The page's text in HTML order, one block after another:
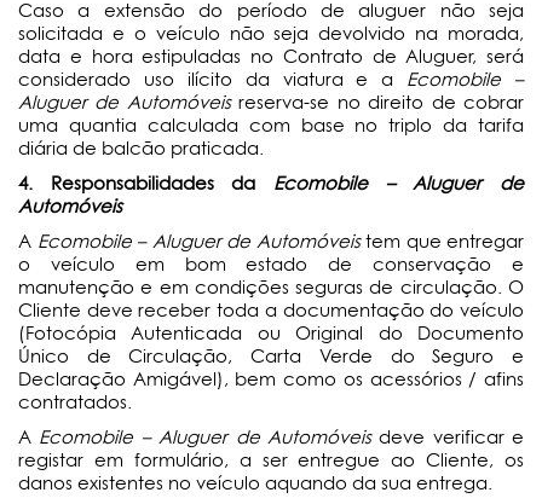
Caso a extensão do período de aluguer não seja
solicitada e o veículo não seja devolvido na morada,
data e hora estipuladas no Contrato de Aluguer, será
considerado uso ilícito da viatura e a Ecomobile –
Aluguer de Automóveisreserva-se no direito de cobrar
uma quantia calculada com base no triplo da tarifa
diária de balcão praticada.
4. Responsabilidades da Ecomobile – Aluguer de
Automóveis
A Ecomobile – Aluguer de Automóveistem que entregar
o veículo em bom estado de conservação e
manutenção e em condições seguras de circulação. O
Cliente deve receber toda a documentação do veículo
(Fotocópia Autenticada ou Original do Documento
Único de Circulação, Carta Verde do Seguro e
Declaração Amigável), bem como os acessórios / afins
contratados.
A Ecomobile – Aluguer de Automóveisdeve verificar e
registar em formulário, a ser entregue ao Cliente, os
danos existentes no veículo aquando da sua entrega.